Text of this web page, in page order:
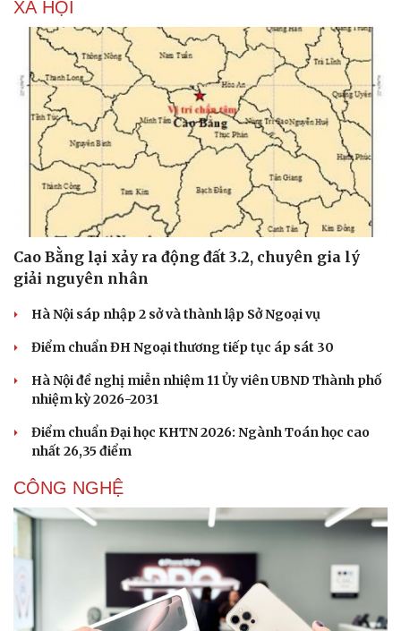
Văn hóa
Sân khấu - Điện ảnh
Văn học
Âm nhạc
Di sản
Giải trí
Nghệ sĩ
Thời trang
Sao Việt
XÃ HỘI
Cao Bằng lại xảy ra động đất 3.2, chuyên gia lý
giải nguyên nhân
Hà Nội sáp nhập 2 sở và thành lập Sở Ngoại vụ
Điểm chuẩn ĐH Ngoại thương tiếp tục áp sát 30
Hà Nội đề nghị miễn nhiệm 11 Ủy viên UBND Thành phố
nhiệm kỳ 2026-2031
Điểm chuẩn Đại học KHTN 2026: Ngành Toán học cao
nhất 26,35 điểm
CÔNG NGHỆ